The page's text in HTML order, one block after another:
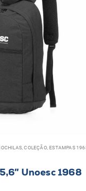
,COLEÇÃO, ESTAMPAS
Unoesc 1968